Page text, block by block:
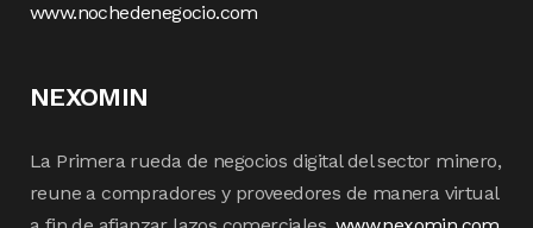
www.nochedenegocio.com
NEXOMIN
La Primera rueda de negocios digital del sector minero,
reune a compradores y proveedores de manera virtual